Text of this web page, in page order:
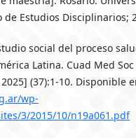
de Estudios Disciplinarios;
social del proceso
Latina. Cuad Med
(37):1-10. Disponible
wp-
3/2015/10/n19a061.pdf